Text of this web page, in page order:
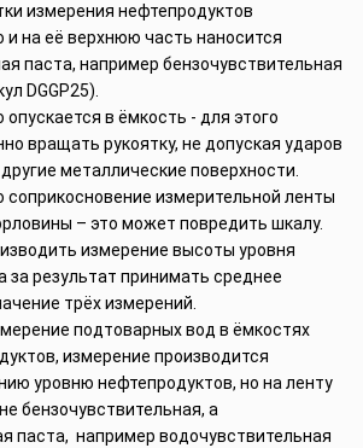
измерения нефтепродуктов
и на её верхнюю часть наносится
паста, например бензочувствительная
DGGP25).
в ёмкость - для этого
вращать рукоятку, не допуская ударов
другие металлические поверхности.
измерительной ленты
– это может повредить шкалу.
измерение высоты уровня
результат принимать среднее
трёх измерений.
подтоварных вод в ёмкостях
измерение производится
уровню нефтепродуктов, но на ленту
бензочувствительная, а
паста, например водочувствительная